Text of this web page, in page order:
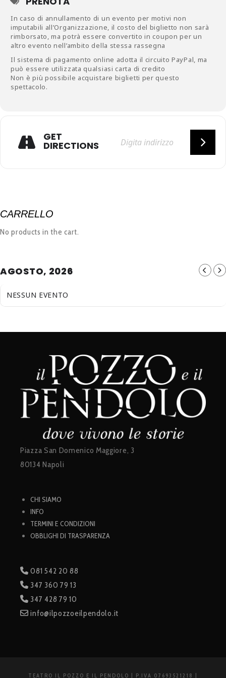
In caso di annullamento di un evento per motivi non
imputabili all’Organizzazione, il costo del biglietto non sarà
rimborsato, ma potrà essere convertito in coupon per un
altro evento nell’ambito della stessa rassegna
Il sistema di pagamento online adotta il circuito PayPal, ma
può essere utilizzata qualsiasi carta di credito
Non è più possibile acquistare biglietti per questo
spettacolo.
GET
DIRECTIONS
CARRELLO
No products in the cart.
AGOSTO, 2026
NESSUN EVENTO
Piazza San Domenico Maggiore, 3
80134 Napoli
CHI SIAMO
INFO
TERMINI E CONDIZIONI
OBBLIGHI DI TRASPARENZA
081 542 20 88
347 360 79 13
347 428 79 10
info@ilpozzoeilpendolo.it
TEATRO IL POZZO E IL PENDOLO | P.IVA 07693521218 |